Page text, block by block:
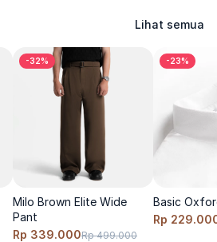
ankle pants, chino, atau wide pants
kesan tenang, modern, dan timeless
yang bisa dipakai berulang kali
nyata dan tampilannya selalu
Lihat semua
-32%
Milo Brown Elite Wide
Pant
Rp 339.000Rp 499.000
-23%
Basic
Rp